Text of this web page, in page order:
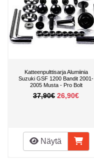
Katteenpulttisarja Alumiinia
Suzuki GSF 1200 Bandit 2001-
2005 Musta - Pro Bolt
37,90€ 26,90€
Näytä